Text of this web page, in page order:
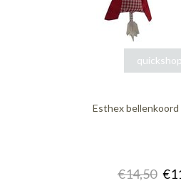
quickshop
Esthex
€14,50